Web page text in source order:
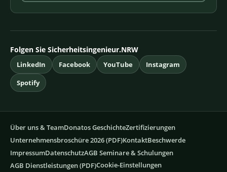
Folgen Sie Sicherheitsingenieur.NRW
LinkedIn Facebook YouTube
Instagram
Spotify
Über uns & TeamDonatos GeschichteZertifizierungen
Unternehmensbroschüre 2026 (PDF)KontaktBeschwerde
ImpressumDatenschutzAGB Seminare & Schulungen
AGB Dienstleistungen (PDF)Cookie-Einstellungen